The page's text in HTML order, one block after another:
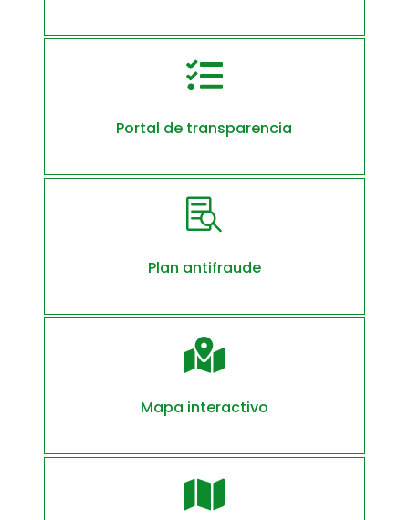

Portal de transparencia

Plan antifraude

Mapa interactivo
